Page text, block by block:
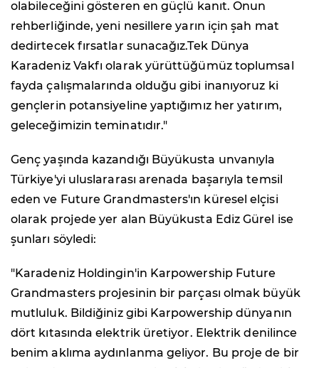
olabileceğini gösteren en güçlü kanıt. Onun
rehberliğinde, yeni nesillere yarın için şah mat
dedirtecek fırsatlar sunacağız.Tek Dünya
Karadeniz Vakfı olarak yürüttüğümüz toplumsal
fayda çalışmalarında olduğu gibi inanıyoruz ki
gençlerin potansiyeline yaptığımız her yatırım,
geleceğimizin teminatıdır."
Genç yaşında kazandığı Büyükusta unvanıyla
Türkiye'yi uluslararası arenada başarıyla temsil
eden ve Future Grandmasters'ın küresel elçisi
olarak projede yer alan Büyükusta Ediz Gürel ise
şunları söyledi:
"Karadeniz Holdingin'in Karpowership Future
Grandmasters projesinin bir parçası olmak büyük
mutluluk. Bildiğiniz gibi Karpowership dünyanın
dört kıtasında elektrik üretiyor. Elektrik denilince
benim aklıma aydınlanma geliyor. Bu proje de bir